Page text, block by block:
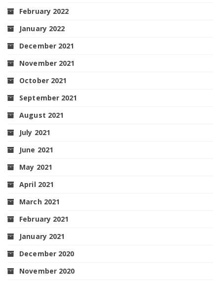
February 2022
January 2022
December 2021
November 2021
October 2021
September 2021
August 2021
July 2021
June 2021
May 2021
April 2021
March 2021
February 2021
January 2021
December 2020
November 2020